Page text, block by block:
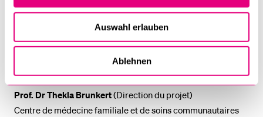
Auswahl erlauben
Ablehnen
Pour toute question concernant le projet, l’équipe de projet
se tient volontiers à votre disposition :
Prof. Dr Thekla Brunkert(Direction du projet)
Centre de médecine familiale et de soins communautaires